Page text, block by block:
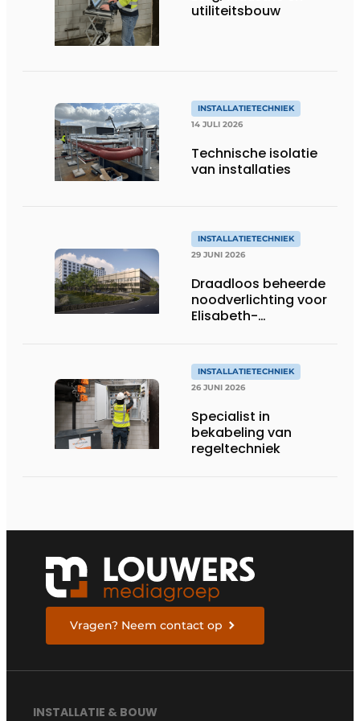
utiliteitsbouw
INSTALLATIETECHNIEK
14 JULI 2026
Technische isolatie
van installaties
INSTALLATIETECHNIEK
29 JUNI 2026
Draadloos beheerde
noodverlichting voor
Elisabeth-
INSTALLATIETECHNIEK
26 JUNI 2026
Specialist in
bekabeling van
regeltechniek
Vragen? Neem contact op
INSTALLATIE & BOUW